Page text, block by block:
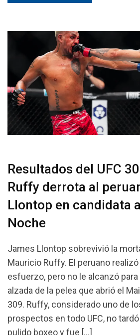
Resultados del UFC
Ruffy derrota al
Llontop en candidata
Noche
James Llontop sobrevivió la
Mauricio Ruffy. El peruano
esfuerzo, pero no le alcanzó
alzada de la pelea que abrió el
309. Ruffy, considerado uno de
prospectos en todo UFC, no
pulido boxeo y fue […]